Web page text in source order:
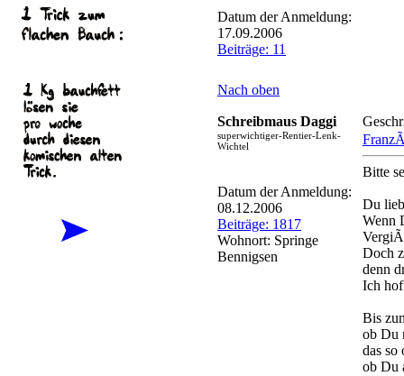
Datum der Anmeldung:
17.09.2006
Beiträge: 11
Nach oben
Schreibmaus Daggi
superwichtiger-Rentier-Lenk-
Wichtel
Datum der Anmeldung:
08.12.2006
Beiträge: 1817
Wohnort: Springe
Bennigsen
Bitte
Du
Wenn
Doch
denn
Ich
Bis
ob Du
das so
ob Du